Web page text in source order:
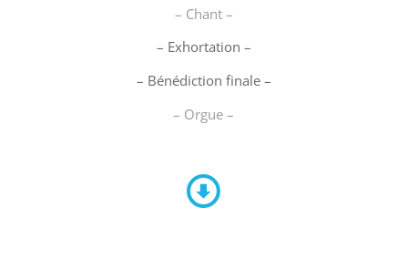
– Chant –
– Exhortation –
– Bénédiction finale –
– Orgue –